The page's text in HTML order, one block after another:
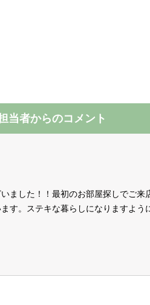
当者からのコメント
ました！！最初のお部屋探しでご
す。ステキな暮らしになりますよう